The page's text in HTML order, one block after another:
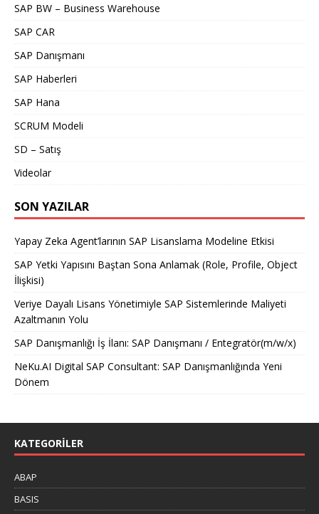
SAP BW – Business Warehouse
SAP CAR
SAP Danışmanı
SAP Haberleri
SAP Hana
SCRUM Modeli
SD – Satış
Videolar
SON YAZILAR
Yapay Zeka Agent’larının SAP Lisanslama Modeline Etkisi
SAP Yetki Yapısını Baştan Sona Anlamak (Role, Profile, Object
İlişkisi)
Veriye Dayalı Lisans Yönetimiyle SAP Sistemlerinde Maliyeti
Azaltmanın Yolu
SAP Danışmanlığı İş İlanı: SAP Danışmanı / Entegratör(m/w/x)
NeKu.AI Digital SAP Consultant: SAP Danışmanlığında Yeni
Dönem
KATEGORILER
ABAP
BASIS